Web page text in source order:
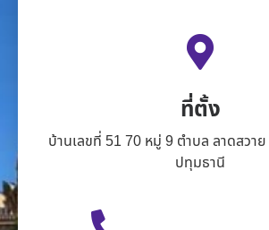
ที่ตั้ง
บ้านเลขที่ 51 70 หมู่ 9 ตำบล ลาดสวาย
ปทุมธานี